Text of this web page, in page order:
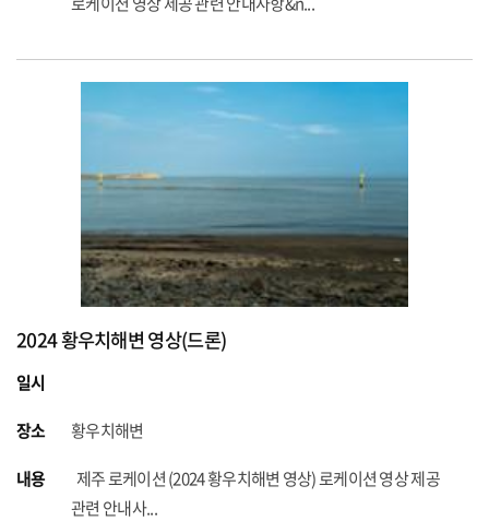
2024 황우치해변 영상(드론)
일시
장소
황우치해변
내용
제주 로케이션 (2024 황우치해변 영상) 로케이션 영상 제공
관련 안내사...